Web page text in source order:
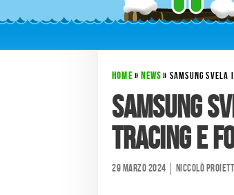
HOME» NEWS» SAMSUNG
Samsung
Tracing e
29 Marzo 2024 Niccolò